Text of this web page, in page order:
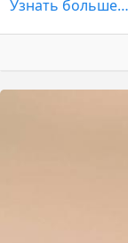
Узнать больше…